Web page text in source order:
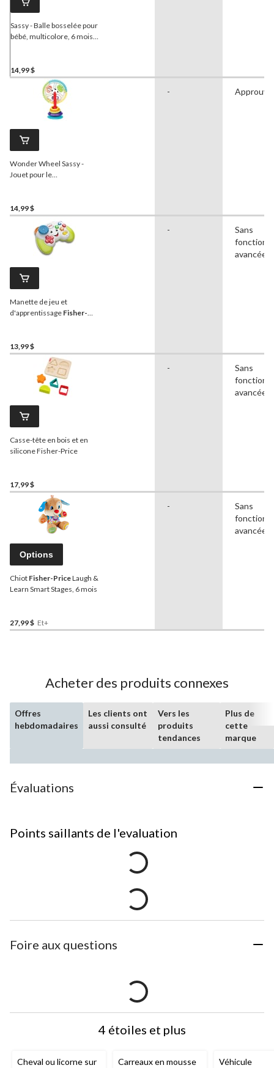
Sassy - Balle bosselée pour
bébé, multicolore, 6 mois
14,99 $
Wonder Wheel Sassy -
Jouet pour le
14,99 $
-
Manette de jeu et
d'apprentissage Fisher-
13,99 $
-
Sans
avancées
Casse-tête en bois et en
silicone Fisher-Price
17,99 $
-
Sans
avancées
Options
Chiot Fisher-PriceLaugh &
Learn Smart Stages, 6 mois
27,99 $ Et+
-
Sans
avancées
Acheter des produits connexes
Offres
hebdomadaires
Les clients ont
aussi consulté
Vers les
produits
tendances
Plus de
cette
marque
Évaluations
Points saillants de l'evaluation
Foire aux questions
4 étoiles et plus
Cheval ou licorne sur
Carreaux en mousse
Véhicule